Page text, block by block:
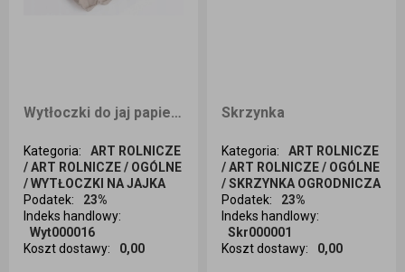
Wytłoczki do jaj papierowe na 30 jaj 1000 sztuk
Kategoria:
ART ROLNICZE
/ ART ROLNICZE / OGÓLNE
/ WYTŁOCZKI NA JAJKA
Podatek:
23%
Indeks handlowy:
Wyt000016
Koszt dostawy: 0,00
Ilość sztuk
Skrzynka
Kategoria:
ART ROLNICZE
/ ART ROLNICZE / OGÓLNE
/ SKRZYNKA OGRODNICZA
Podatek:
23%
Indeks handlowy:
Skr000001
Koszt dostawy: 0,00
Ilość sztuk